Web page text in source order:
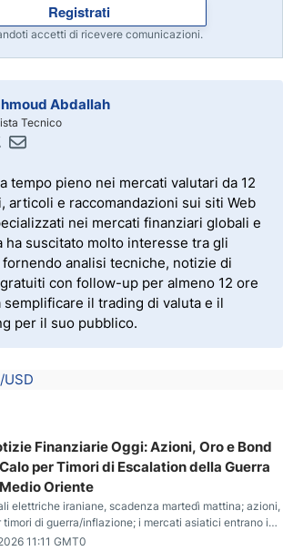
Registrati
accetti di ricevere comunicazioni.
Abdallah
Tecnico
tempo pieno nei mercati valutari da 12
articoli e raccomandazioni sui siti Web
nei mercati finanziari globali e
ha suscitato molto interesse tra gli
analisi tecniche, notizie di
con follow-up per almeno 12 ore
semplificare il trading di valuta e il
per il suo pubblico.
USD
Finanziarie Oggi: Azioni, Oro e Bond
per Timori di Escalation della Guerra
Oriente
elettriche iraniane, scadenza martedì mattina; azioni,
timori di guerra/inflazione; i mercati asiatici entrano in
resta stabile.
11:11 GMT0